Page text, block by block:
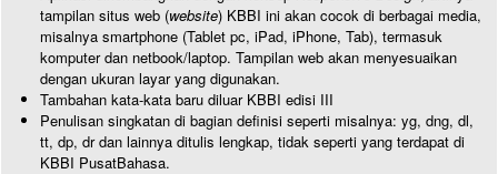
tampilan situs web (website) KBBI ini akan cocok di berbagai media,
misalnya smartphone (Tablet pc, iPad, iPhone, Tab), termasuk
komputer dan netbook/laptop. Tampilan web akan menyesuaikan
dengan ukuran layar yang digunakan.
Tambahan kata-kata baru diluar KBBI edisi III
Penulisan singkatan di bagian definisi seperti misalnya: yg, dng, dl,
tt, dp, dr dan lainnya ditulis lengkap, tidak seperti yang terdapat di
KBBI PusatBahasa.